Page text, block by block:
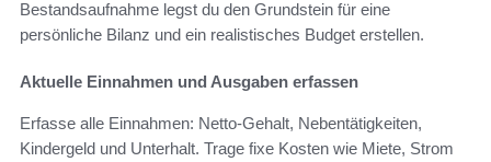
Bestandsaufnahme legst du den Grundstein für eine
persönliche Bilanz und ein realistisches Budget erstellen.
Aktuelle Einnahmen und Ausgaben erfassen
Erfasse alle Einnahmen: Netto-Gehalt, Nebentätigkeiten,
Kindergeld und Unterhalt. Trage fixe Kosten wie Miete, Strom